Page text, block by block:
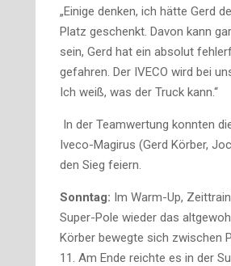
„Einige denken, ich hätte Gerd
Platz geschenkt. Davon kann
sein, Gerd hat ein absolut
gefahren. Der IVECO wird bei
Ich weiß, was der Truck kann.“
In der Teamwertung konnten
Iveco-Magirus (Gerd Körber,
den Sieg feiern.
Sonntag: Im Warm-Up,
Super-Pole wieder das
Körber bewegte sich zwischen
11. Am Ende reichte es in der